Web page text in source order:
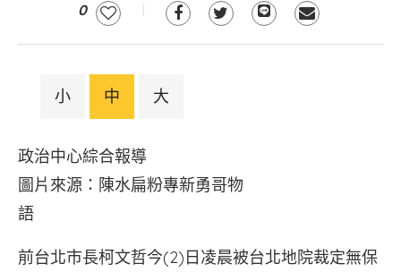
0
小 中 大
政治中心綜合報導
圖片來源：陳水扁粉專新勇哥物
語
前台北市長柯文哲今(2)日凌晨被台北地院裁定無保